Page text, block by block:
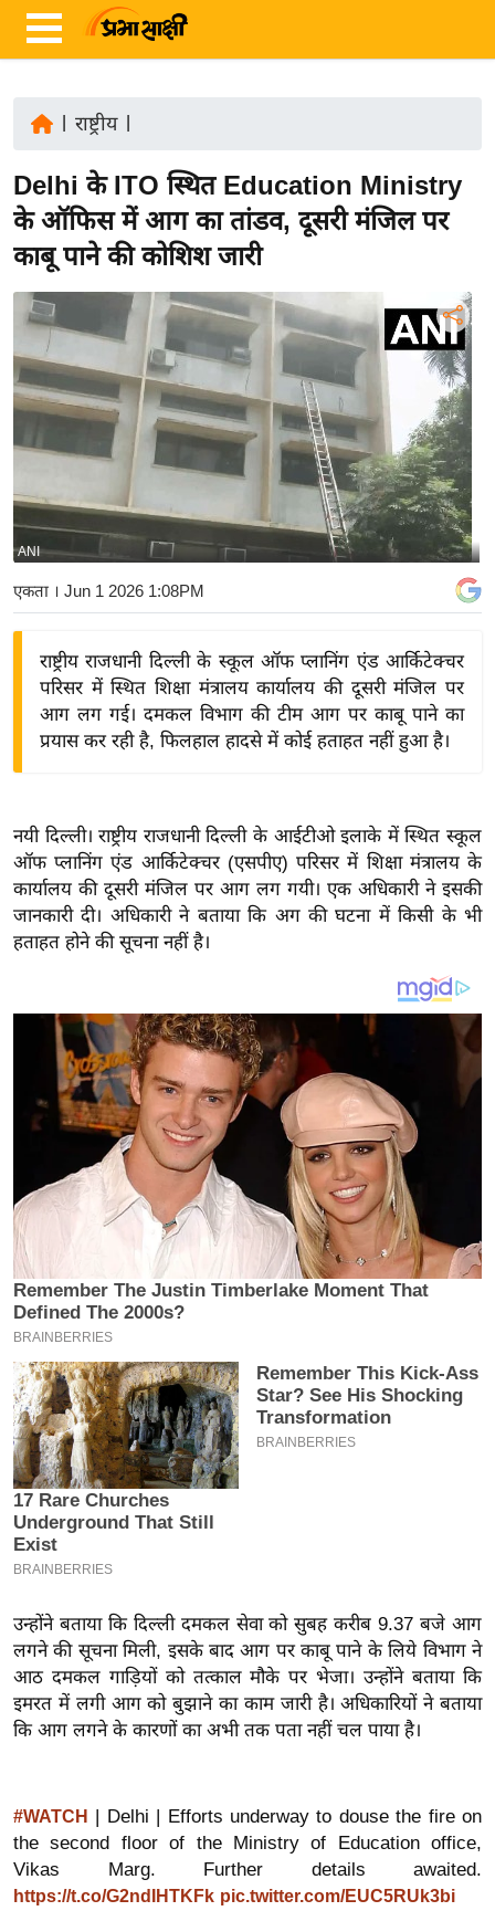
ज़ा
ख
र
रा
ष्ट्री
य
अं
ष्ट्री
य
बि
ज़
ने
द्यो
त
वि
शे
ष
ज्ञ
खे
क्रि
के
ट
I
P
L
2
0
2
6
क्रा
इ
म
ई
पे
प
र
मि
बे
मि
सा
राष्ट्रीय|
Delhi के ITO स्थित Education Ministry
के ऑफिस में आग का तांडव, दूसरी मंजिल पर
काबू पाने की कोशिश जारी
ANI
एकता । Jun 1 2026 1:08PM
राष्ट्रीय राजधानी दिल्ली के स्कूल ऑफ प्लानिंग एंड आर्किटेक्चर
परिसर में स्थित शिक्षा मंत्रालय कार्यालय की दूसरी मंजिल पर
आग लग गई। दमकल विभाग की टीम आग पर काबू पाने का
प्रयास कर रही है, फिलहाल हादसे में कोई हताहत नहीं हुआ है।
नयी दिल्ली। राष्ट्रीय राजधानी दिल्ली के आईटीओ इलाके में स्थित स्कूल
ऑफ प्लानिंग एंड आर्किटेक्चर (एसपीए) परिसर में शिक्षा मंत्रालय के
कार्यालय की दूसरी मंजिल पर आग लग गयी। एक अधिकारी ने इसकी
जानकारी दी। अधिकारी ने बताया कि अग की घटना में किसी के भी
हताहत होने की सूचना नहीं है।
उन्होंने बताया कि दिल्ली दमकल सेवा को सुबह करीब 9.37 बजे आग
लगने की सूचना मिली, इसके बाद आग पर काबू पाने के लिये विभाग ने
आठ दमकल गाड़ियों को तत्काल मौके पर भेजा। उन्होंने बताया कि
इमरत में लगी आग को बुझाने का काम जारी है। अधिकारियों ने बताया
कि आग लगने के कारणों का अभी तक पता नहीं चल पाया है।
#WATCH
| Delhi | Efforts underway to douse the fire on
the second floor of the Ministry of Education office,
Vikas Marg. Further details awaited.
https://t.co/G2ndIHTKFk pic.twitter.com/EUC5RUk3bi